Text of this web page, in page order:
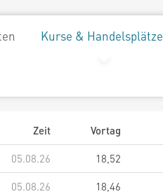
Kurse & Handelsplätze
Zeit Vortag
05.08.26 18,52
05.08.26 18,46